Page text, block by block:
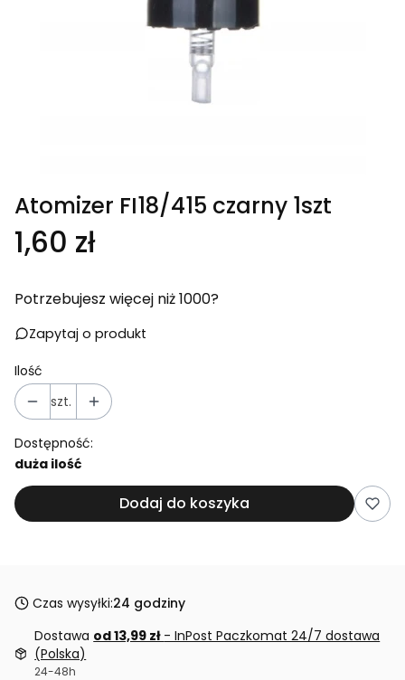
Atomizer FI18/415 czarny 1szt
Cena
1,60 zł
Potrzebujesz więcej niż 1000?
Zapytaj o produkt
Ilość
szt.
Dostępność:
duża ilość
Dodaj do koszyka
Czas wysyłki:24 godziny
Dostawa od 13,99 zł - InPost Paczkomat 24/7 dostawa
(Polska)
24-48h